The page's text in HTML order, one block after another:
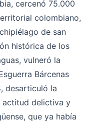
cercenó 75.000
colombiano,
de san
histórica de los
vulneró la
Bárcenas
desarticuló la
actitud delictiva y
que ya había